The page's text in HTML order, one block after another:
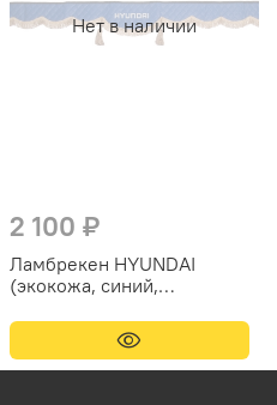
Нет в наличии
2 100 ₽
Ламбрекен HYUNDAI
(экокожа, синий,
230см